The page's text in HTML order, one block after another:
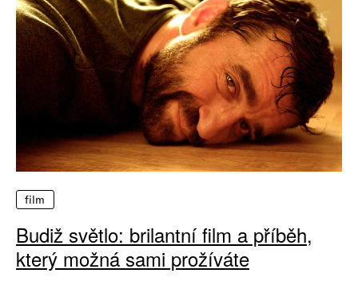
film
Budiž světlo: brilantní film a příběh,
který možná sami prožíváte